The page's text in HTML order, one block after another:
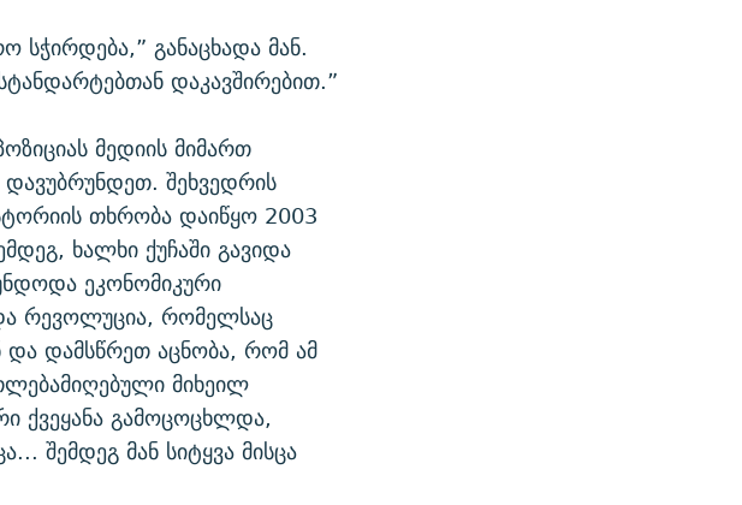
სჭირდება,” განაცხადა მან.
დაკავშირებით.”
მედიის მიმართ
შეხვედრის
თხრობა დაიწყო 2003
ხალხი ქუჩაში გავიდა
ეკონომიკური
რევოლუცია, რომელსაც
და დამსწრეთ აცნობა, რომ ამ
მიხეილ
ქვეყანა გამოცოცხლდა,
შემდეგ მან სიტყვა მისცა